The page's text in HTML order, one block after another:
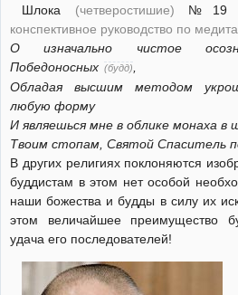
Шлока (четверостишие) №19
конспективное руководство по
О изначально чистое
Победоносных (будд),
Обладая высшим методом
любую форму
И являешься мне в облике монаха в
Твоим стопам, Святой Cпаситель
В других религиях поклоняются
буддистам в этом нет особой
наши божества и будды в силу их
этом величайшее преимущество
удача его последователей!